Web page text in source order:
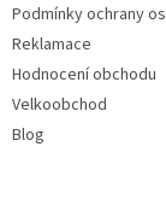
Podmínky ochrany
Reklamace
Hodnocení obchodu
Velkoobchod
Blog